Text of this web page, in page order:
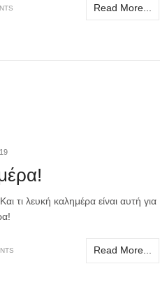
Read More...
τι λευκή καλημέρα είναι αυτή για
Read More...